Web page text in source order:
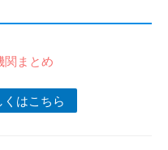
関まとめ
くはこちら